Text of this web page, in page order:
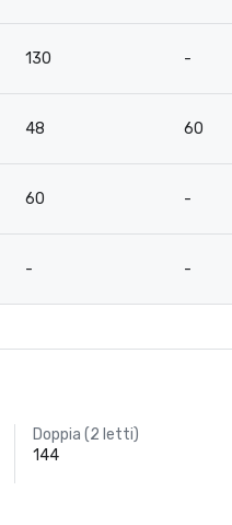
130 -
48 60
60 -
- -
Doppia (2 letti)
144